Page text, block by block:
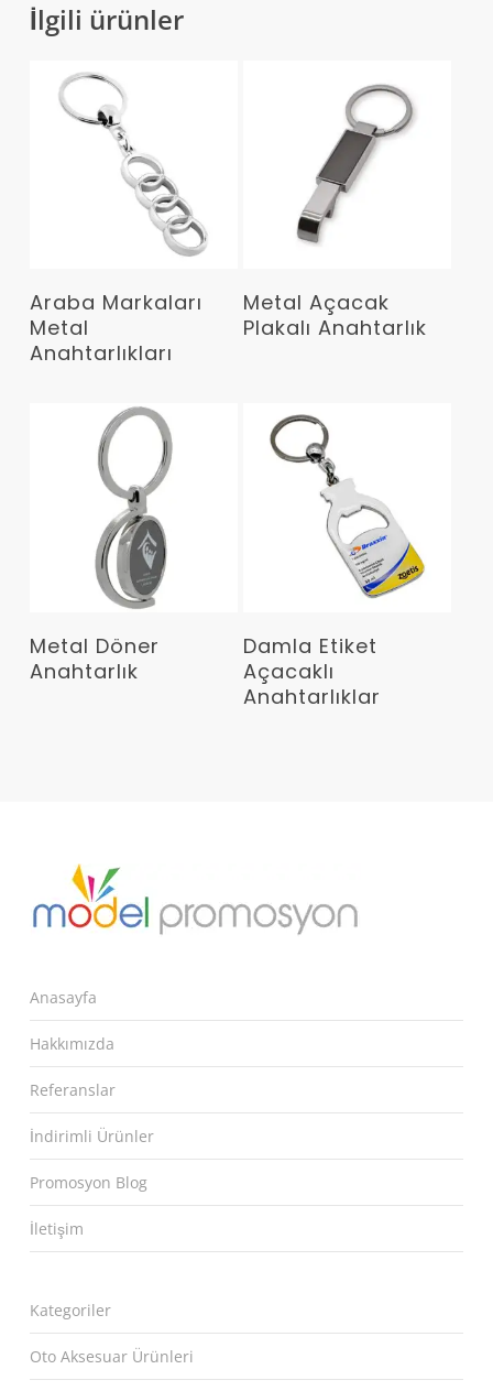
İlgili ürünler
Devamını Oku
Araba Markaları
Metal
Anahtarlıkları
Devamını Oku
Metal Açacak
Plakalı Anahtarlık
Devamını Oku
Metal Döner
Anahtarlık
Devamını Oku
Damla Etiket
Açacaklı
Anahtarlıklar
Anasayfa
Hakkımızda
Referanslar
İndirimli Ürünler
Promosyon Blog
İletişim
Kategoriler
Oto Aksesuar Ürünleri